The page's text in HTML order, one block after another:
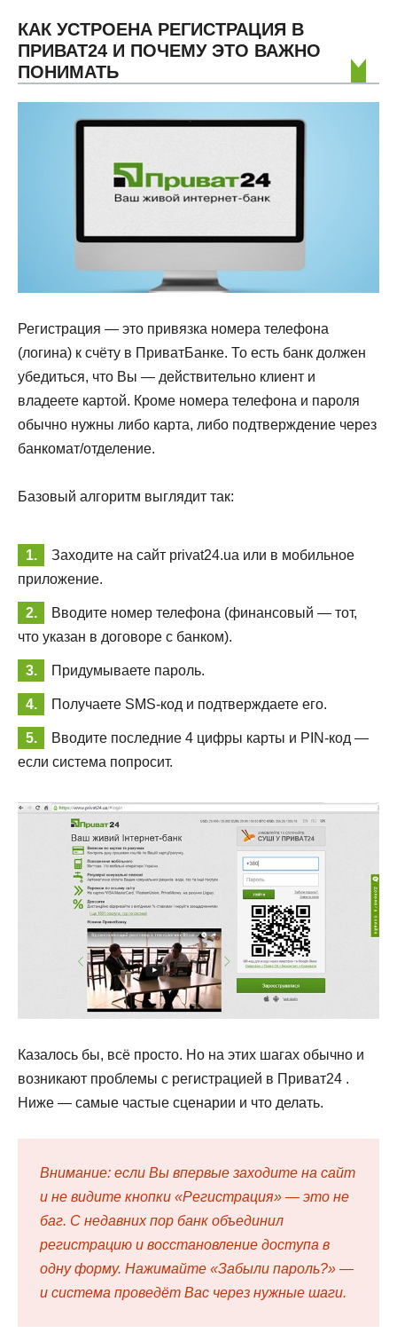
КАК УСТРОЕНА РЕГИСТРАЦИЯ В
ПРИВАТ24 И ПОЧЕМУ ЭТО ВАЖНО
ПОНИМАТЬ
Регистрация — это привязка номера телефона
(логина) к счёту в ПриватБанке. То есть банк должен
убедиться, что Вы — действительно клиент и
владеете картой. Кроме номера телефона и пароля
обычно нужны либо карта, либо подтверждение через
банкомат/отделение.
Базовый алгоритм выглядит так:
Заходите на сайт privat24.ua или в мобильное
приложение.
Вводите номер телефона (финансовый — тот,
что указан в договоре с банком).
Придумываете пароль.
Получаете SMS-код и подтверждаете его.
Вводите последние 4 цифры карты и PIN-код —
если система попросит.
Казалось бы, всё просто. Но на этих шагах обычно и
возникают проблемы с регистрацией в Приват24 .
Ниже — самые частые сценарии и что делать.
Внимание: если Вы впервые заходите на сайт
и не видите кнопки «Регистрация» — это не
баг. С недавних пор банк объединил
регистрацию и восстановление доступа в
одну форму. Нажимайте «Забыли пароль?» —
и система проведёт Вас через нужные шаги.